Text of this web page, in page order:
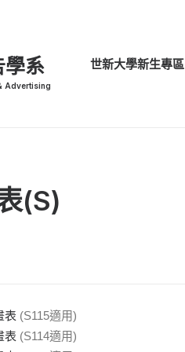
學系 世新大學新生專區
(S)
表 (S115適用)
表 (S114適用)